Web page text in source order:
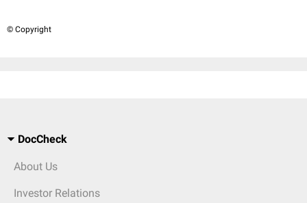
© Copyright
DocCheck
About Us
Investor Relations